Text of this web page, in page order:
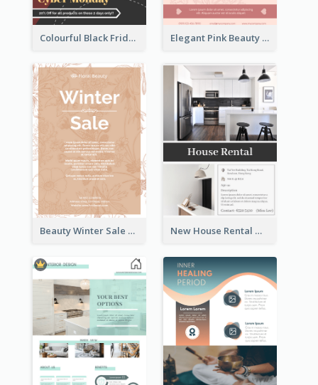
Colourful Black Friday And Cyber Monday Flayer With Decorations Elegant Pink Beauty Company Flyer
Beauty Winter Sale Flyer New House Rental With Interior Design Flyer